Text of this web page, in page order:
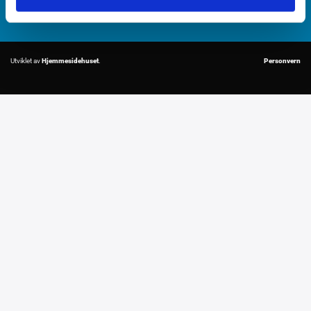
 post@fleetcom.no
Utviklet avHjemmesidehuset. Personvern